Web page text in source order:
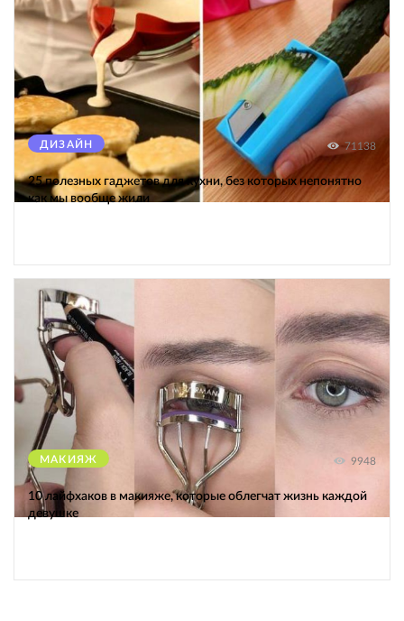
ДИЗАЙН 71138
25 полезных гаджетов для кухни, без которых непонятно
как мы вообще жили
МАКИЯЖ 9948
10 лайфхаков в макияже, которые облегчат жизнь каждой
девушке